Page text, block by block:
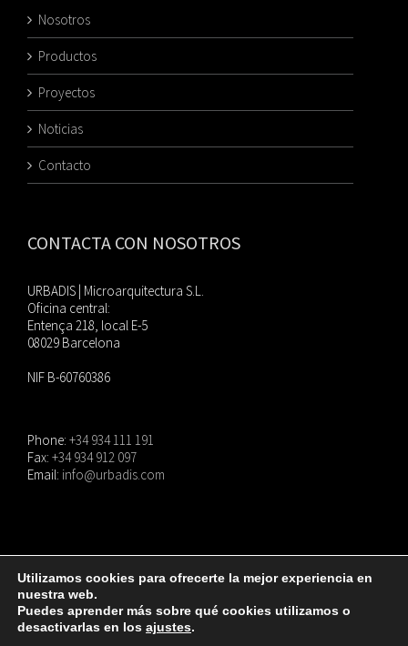
Nosotros
Productos
Proyectos
Noticias
Contacto
CONTACTA CON NOSOTROS
URBADIS | Microarquitectura S.L.
Oficina central:
Entença 218, local E-5
08029 Barcelona
NIF B-60760386
Phone: +34 934 111 191
Fax: +34 934 912 097
Email: info@urbadis.com
© Copyright 2026 | URBADIS | Todos los derechos reservados. |
Política de privacidad|Política de cookies
Utilizamos cookies para ofrecerte la mejor experiencia en
nuestra web.
Puedes aprender más sobre qué cookies utilizamos o
desactivarlas en los ajustes.